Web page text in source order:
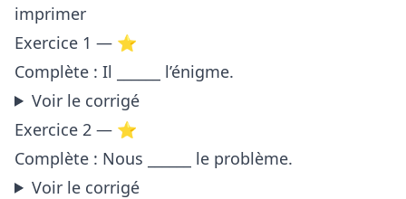
imprimer
Exercice 1 — ⭐
Complète : Il ______ l’énigme.
Voir le corrigé
Exercice 2 — ⭐
Complète : Nous ______ le problème.
Voir le corrigé